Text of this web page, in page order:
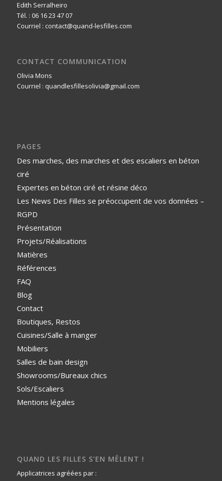
Edith Serralheiro
Tél. : 06 16 23 47 07
Courriel : contact@quand-lesfilles.com
CONTACT COMMUNICATION
Olivia Mons
Courriel : quandlesfillesolivia@gmail.com
PAGES
Des marches, des marches et des escaliers en béton
ciré
Expertes en béton ciré et résine déco
Les News Des Filles se préoccupent de vos données –
RGPD
Présentation
Projets/Réalisations
Matières
Références
FAQ
Blog
Contact
Boutiques, Restos
Cuisines/Salle à manger
Mobiliers
Salles de bain design
Showrooms/Bureaux chics
Sols/Escaliers
Mentions légales
QUAND LES FILLES S’EN MÊLENT !
Applicatrices agréées par :